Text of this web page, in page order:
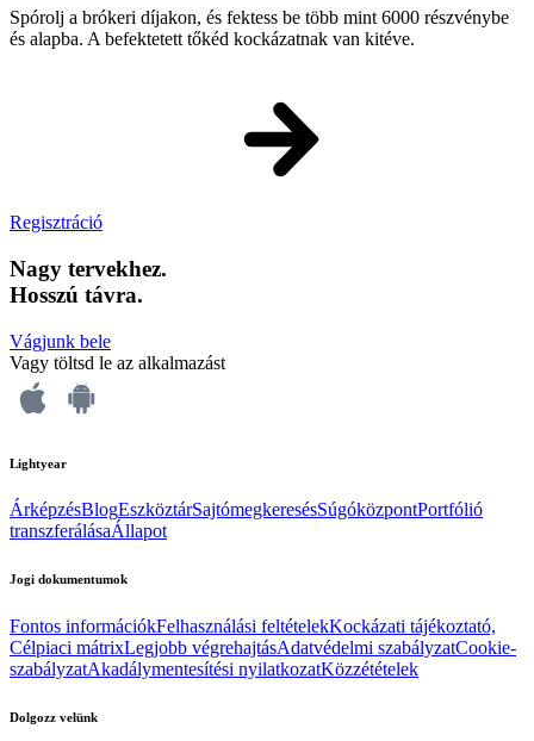
Spórolj a brókeri díjakon, és fektess be több mint 6000 részvénybe
és alapba. A befektetett tőkéd kockázatnak van kitéve.
Regisztráció
Nagy tervekhez.
Hosszú távra.
Vágjunk bele
Vagy töltsd le az alkalmazást
Lightyear
ÁrképzésBlogEszköztárSajtómegkeresésSúgóközpontPortfólió
transzferálásaÁllapot
Jogi dokumentumok
Fontos információkFelhasználási feltételekKockázati tájékoztató,
Célpiaci mátrixLegjobb végrehajtásAdatvédelmi szabályzatCookie-
szabályzatAkadálymentesítési nyilatkozatKözzétételek
Dolgozz velünk